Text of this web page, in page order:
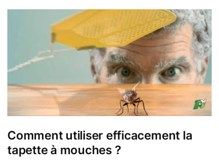
Comment utiliser efficacement la
tapette à mouches ?